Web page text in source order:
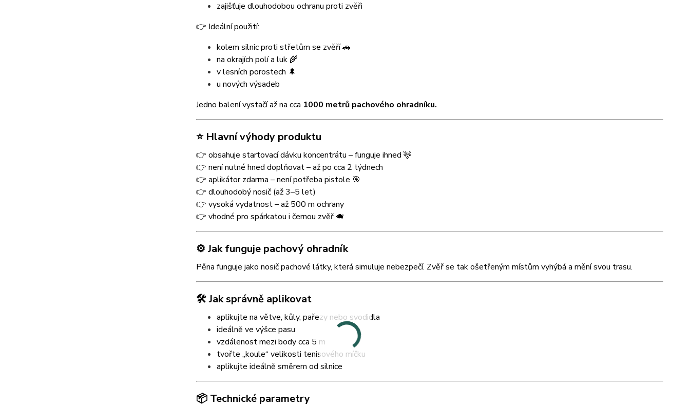
zajišťuje dlouhodobou ochranu proti zvěři
👉 Ideální použití:
kolem silnic proti střetům se zvěří 🚗
na okrajích polí a luk 🌾
v lesních porostech 🌲
u nových výsadeb
Jedno balení vystačí až na cca 1000 metrů pachového ohradníku.
⭐ Hlavní výhody produktu
👉 obsahuje startovací dávku koncentrátu – funguje ihned 🦌
👉 není nutné hned doplňovat – až po cca 2 týdnech
👉 aplikátor zdarma – není potřeba pistole 🎯
👉 dlouhodobý nosič (až 3–5 let)
👉 vysoká vydatnost – až 500 m ochrany
👉 vhodné pro spárkatou i černou zvěř 🐗
⚙️ Jak funguje pachový ohradník
Pěna funguje jako nosič pachové látky, která simuluje nebezpečí. Zvěř se tak ošetřeným místům vyhýbá a mění svou trasu.
🛠️ Jak správně aplikovat
aplikujte na větve, kůly, pařezy nebo svodidla
ideálně ve výšce pasu
vzdálenost mezi body cca 5 m
tvořte „koule“ velikosti tenisového míčku
aplikujte ideálně směrem od silnice
📦 Technické parametry